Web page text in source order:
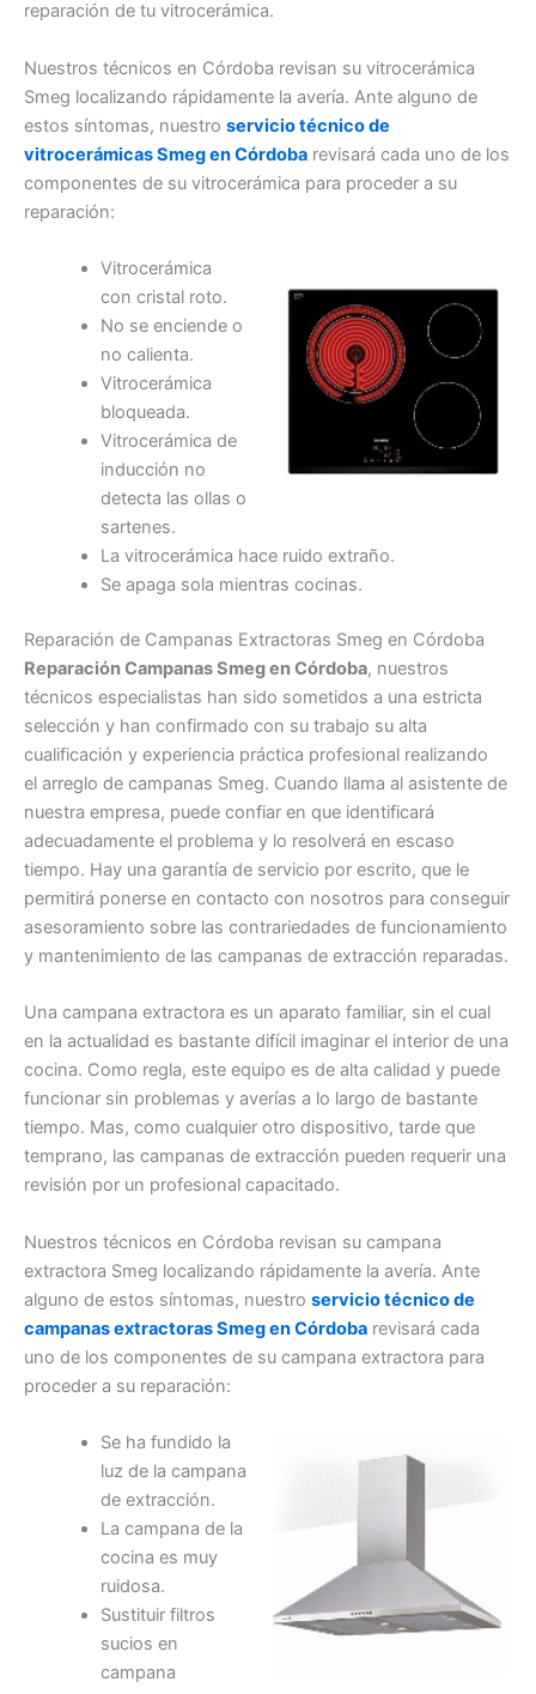
reparación de tu vitrocerámica.
Nuestros técnicos en Córdoba revisan su vitrocerámica
Smeg localizando rápidamente la avería. Ante alguno de
estos síntomas, nuestro servicio técnico de
vitrocerámicas Smeg en Córdoba revisará cada uno de los
componentes de su vitrocerámica para proceder a su
reparación:
Vitrocerámica
con cristal roto.
No se enciende o
no calienta.
Vitrocerámica
bloqueada.
Vitrocerámica de
inducción no
detecta las ollas o
sartenes.
La vitrocerámica hace ruido extraño.
Se apaga sola mientras cocinas.
Reparación de Campanas Extractoras Smeg en Córdoba
Reparación Campanas Smeg en Córdoba, nuestros
técnicos especialistas han sido sometidos a una estricta
selección y han confirmado con su trabajo su alta
cualificación y experiencia práctica profesional realizando
el arreglo de campanas Smeg. Cuando llama al asistente de
nuestra empresa, puede confiar en que identificará
adecuadamente el problema y lo resolverá en escaso
tiempo. Hay una garantía de servicio por escrito, que le
permitirá ponerse en contacto con nosotros para conseguir
asesoramiento sobre las contrariedades de funcionamiento
y mantenimiento de las campanas de extracción reparadas.
Una campana extractora es un aparato familiar, sin el cual
en la actualidad es bastante difícil imaginar el interior de una
cocina. Como regla, este equipo es de alta calidad y puede
funcionar sin problemas y averías a lo largo de bastante
tiempo. Mas, como cualquier otro dispositivo, tarde que
temprano, las campanas de extracción pueden requerir una
revisión por un profesional capacitado.
Nuestros técnicos en Córdoba revisan su campana
extractora Smeg localizando rápidamente la avería. Ante
alguno de estos síntomas, nuestro servicio técnico de
campanas extractoras Smeg en Córdoba revisará cada
uno de los componentes de su campana extractora para
proceder a su reparación:
Se ha fundido la
luz de la campana
de extracción.
La campana de la
cocina es muy
ruidosa.
Sustituir filtros
sucios en
campana